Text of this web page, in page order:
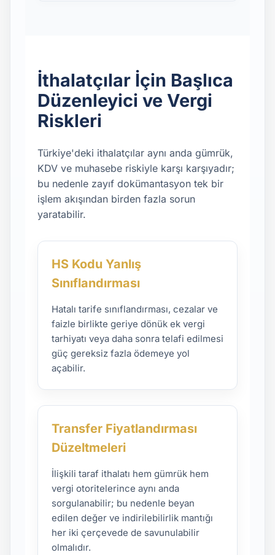
İthalatçılar İçin Başlıca
Düzenleyici ve Vergi
Riskleri
Türkiye'deki ithalatçılar aynı anda gümrük,
KDV ve muhasebe riskiyle karşı karşıyadır;
bu nedenle zayıf dokümantasyon tek bir
işlem akışından birden fazla sorun
yaratabilir.
HS Kodu Yanlış
Sınıflandırması
Hatalı tarife sınıflandırması, cezalar ve
faizle birlikte geriye dönük ek vergi
tarhiyatı veya daha sonra telafi edilmesi
güç gereksiz fazla ödemeye yol
açabilir.
Transfer Fiyatlandırması
Düzeltmeleri
İlişkili taraf ithalatı hem gümrük hem
vergi otoritelerince aynı anda
sorgulanabilir; bu nedenle beyan
edilen değer ve indirilebilirlik mantığı
her iki çerçevede de savunulabilir
olmalıdır.